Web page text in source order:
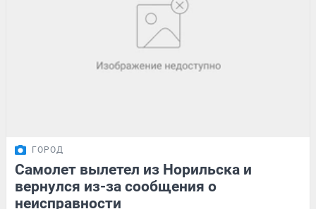
ГОРОД
Самолет вылетел из Норильска и
вернулся из-за сообщения о
неисправности